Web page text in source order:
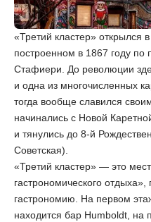
«Третий кластер» открылся
построенном в 1867 году по
Стафиери. До революции
и одна из многочисленных
тогда вообще славился
начинались с Новой
и тянулись до 8-й
Советская).
«Третий кластер» — это
гастрономического отдыха»,
гастрономию. На первом
находится бар Humboldt, на